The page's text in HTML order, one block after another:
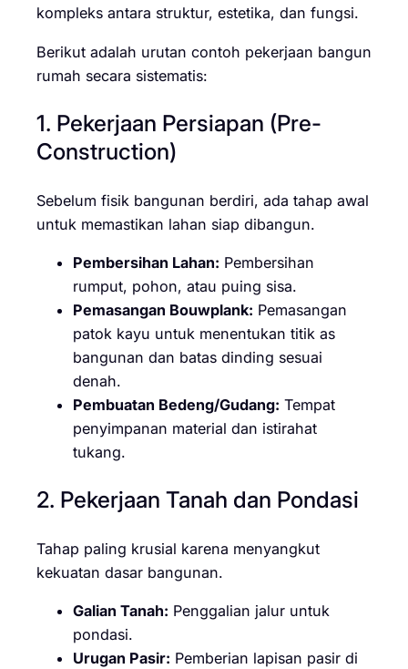
kompleks antara struktur, estetika, dan fungsi.
Berikut adalah urutan contoh pekerjaan bangun
rumah secara sistematis:
1. Pekerjaan Persiapan (Pre-
Construction)
Sebelum fisik bangunan berdiri, ada tahap awal
untuk memastikan lahan siap dibangun.
Pembersihan Lahan: Pembersihan
rumput, pohon, atau puing sisa.
Pemasangan Bouwplank: Pemasangan
patok kayu untuk menentukan titik as
bangunan dan batas dinding sesuai
denah.
Pembuatan Bedeng/Gudang: Tempat
penyimpanan material dan istirahat
tukang.
2. Pekerjaan Tanah dan Pondasi
Tahap paling krusial karena menyangkut
kekuatan dasar bangunan.
Galian Tanah: Penggalian jalur untuk
pondasi.
Urugan Pasir: Pemberian lapisan pasir di